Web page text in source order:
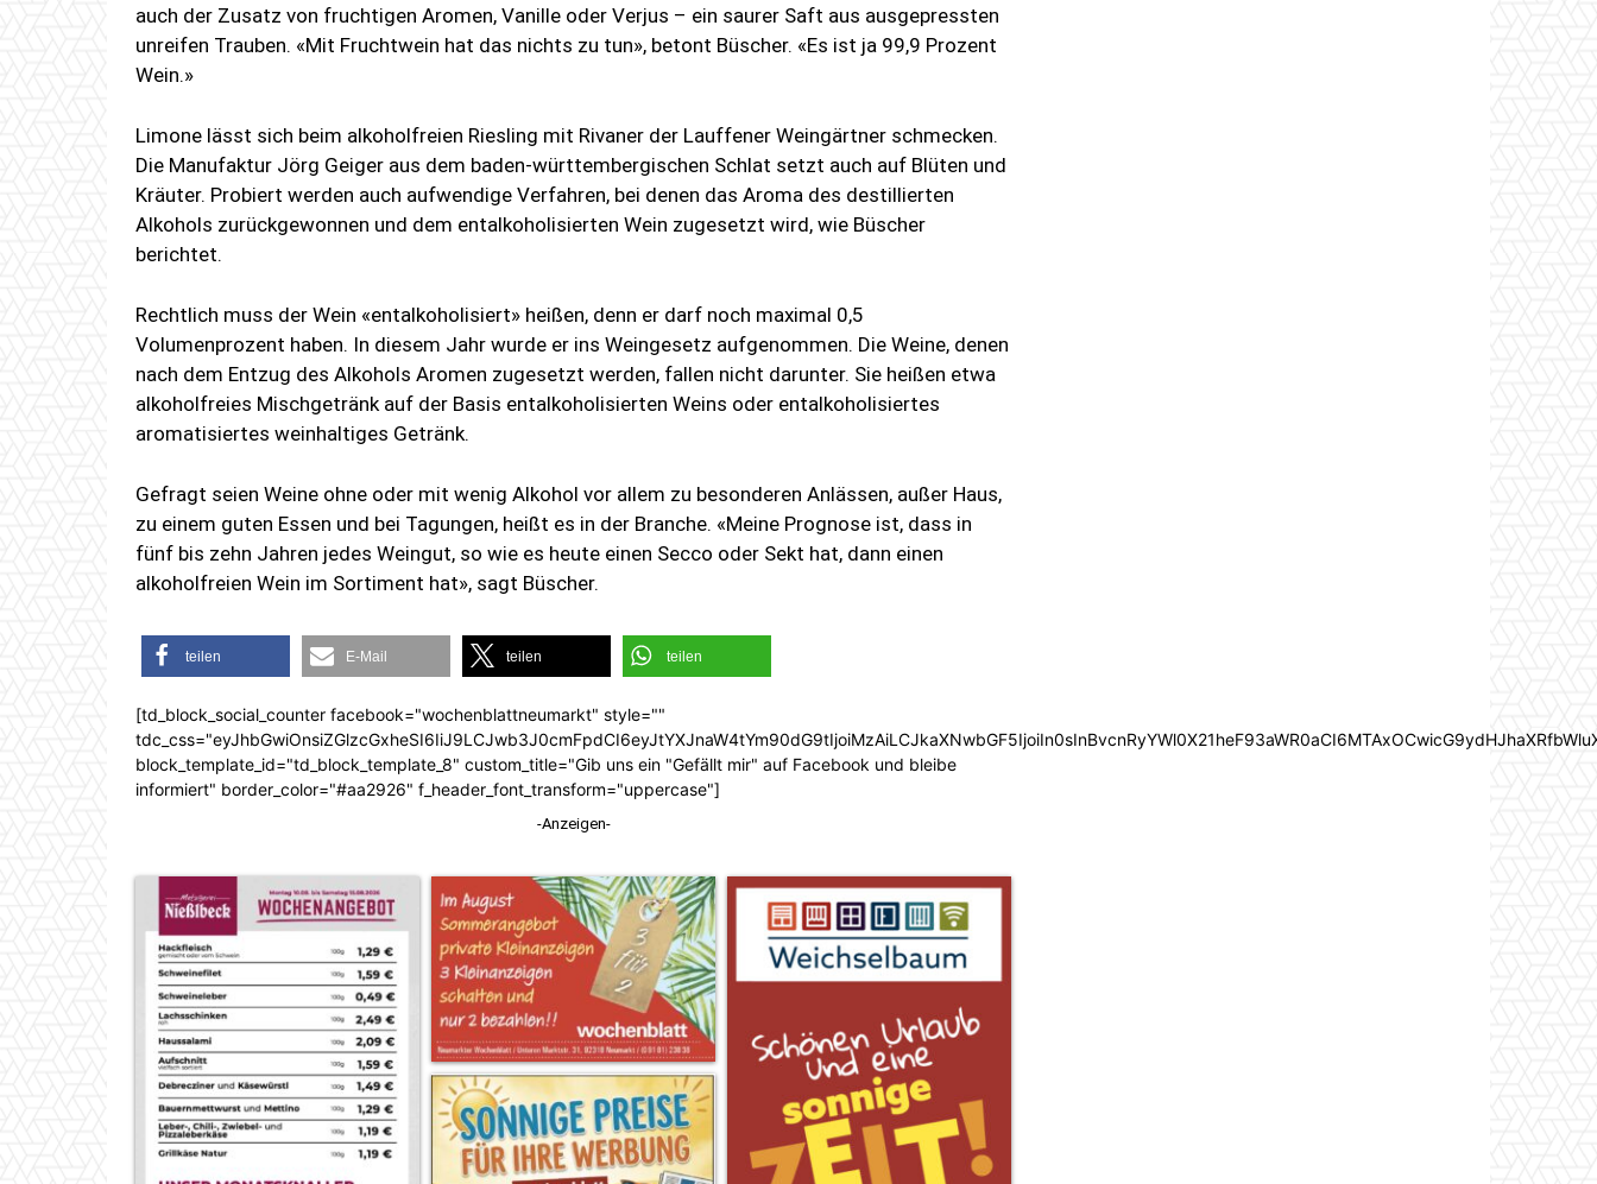
auch der Zusatz von fruchtigen Aromen, Vanille oder Verjus – ein saurer Saft aus ausgepressten
unreifen Trauben. «Mit Fruchtwein hat das nichts zu tun», betont Büscher. «Es ist ja 99,9 Prozent
Wein.»
Limone lässt sich beim alkoholfreien Riesling mit Rivaner der Lauffener Weingärtner schmecken.
Die Manufaktur Jörg Geiger aus dem baden-württembergischen Schlat setzt auch auf Blüten und
Kräuter. Probiert werden auch aufwendige Verfahren, bei denen das Aroma des destillierten
Alkohols zurückgewonnen und dem entalkoholisierten Wein zugesetzt wird, wie Büscher
berichtet.
Rechtlich muss der Wein «entalkoholisiert» heißen, denn er darf noch maximal 0,5
Volumenprozent haben. In diesem Jahr wurde er ins Weingesetz aufgenommen. Die Weine, denen
nach dem Entzug des Alkohols Aromen zugesetzt werden, fallen nicht darunter. Sie heißen etwa
alkoholfreies Mischgetränk auf der Basis entalkoholisierten Weins oder entalkoholisiertes
aromatisiertes weinhaltiges Getränk.
Gefragt seien Weine ohne oder mit wenig Alkohol vor allem zu besonderen Anlässen, außer Haus,
zu einem guten Essen und bei Tagungen, heißt es in der Branche. «Meine Prognose ist, dass in
fünf bis zehn Jahren jedes Weingut, so wie es heute einen Secco oder Sekt hat, dann einen
alkoholfreien Wein im Sortiment hat», sagt Büscher.
teilen E-Mail teilen teilen
[td_block_social_counter facebook="wochenblattneumarkt" style=""
block_template_id="td_block_template_8" custom_title="Gib uns ein "Gefällt mir" auf Facebook und bleibe
informiert" border_color="#aa2926" f_header_font_transform="uppercase"]
-Anzeigen-